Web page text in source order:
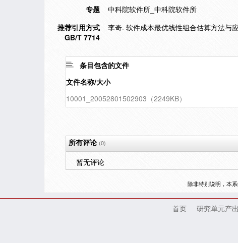
专题
中科院软件所_中科院软件所
推荐引用方式
GB/T 7714
李奇. 软件成本最优线性组合估算方法与
条目包含的文件
文件名称/大小
10001_20052801502903（2249KB）
所有评论(0)
暂无评论
除非特别说明，本
首页 研究单元产